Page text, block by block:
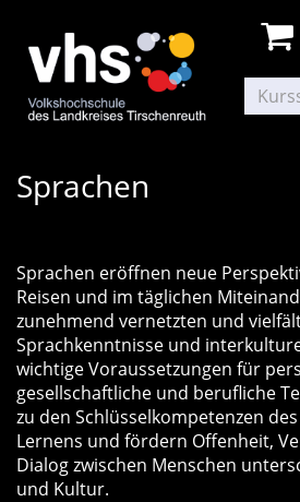
Sprachen
Sprachen eröffnen neue
Reisen und im täglichen
zunehmend vernetzten und
Sprachkenntnisse und
wichtige Voraussetzungen für
gesellschaftliche und berufliche
zu den Schlüsselkompetenzen
Lernens und fördern Offenheit,
Dialog zwischen Menschen
und Kultur.